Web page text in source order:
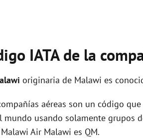
IATA de la
originaria de Malawi es
aéreas son un código
mundo usando solamente grupos
Air Malawi es QM.